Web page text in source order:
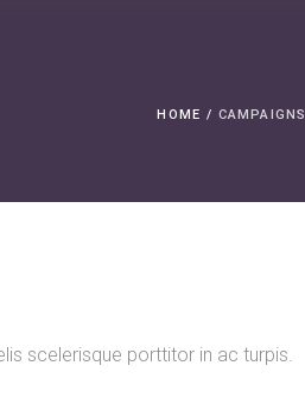
HOME / CAMPAIGNS
scelerisque porttitor in ac turpis.